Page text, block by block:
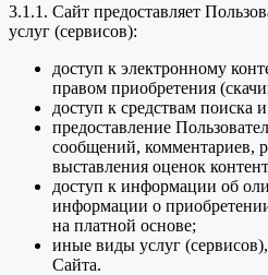
3.1.1. Сайт предоставляет
услуг (сервисов):
доступ к электронному
правом приобретения
доступ к средствам поиска
предоставление
сообщений, комментариев,
выставления оценок
доступ к информации об
информации о
на платной основе;
иные виды услуг
Сайта.